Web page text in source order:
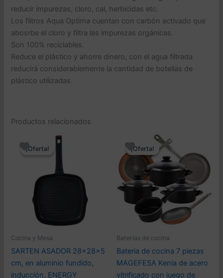
reducir impurezas, cloro, cal, herbicidas etc.
Los filtros Aqua Optima cuentan con carbón activado que
abosrbe el cloro y filtra las impurezas orgánicas.
Son 100% reciclables.
Reduce el plástico y ahorre dinero, con el agua filtrada
reducirá considerablemente la cantidad de botellas de
plástico utilizadas.
Productos relacionados
¡Oferta!
¡Oferta!
Cocina y Mesa
SARTEN ASADOR 28x28x5
cm, en aluminio fundido,
inducción, ENERGY
¡Oferta!
¡Oferta!
Baterías de cocina
Bateria de cocina 7 piezas
MAGEFESA Kenia de acero
vitrificado con juego de